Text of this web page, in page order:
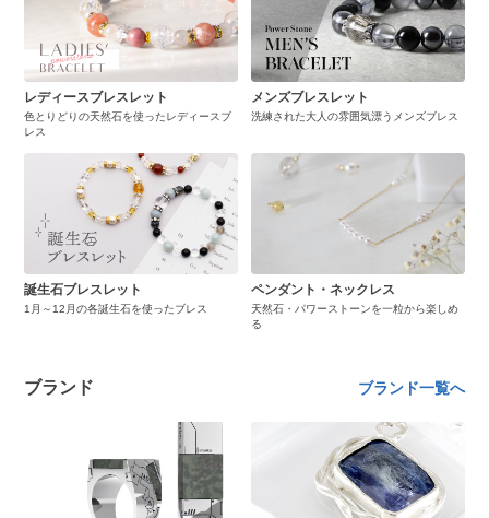
レディースブレスレット
色とりどりの天然石を使ったレディースブ
レス
メンズブレスレット
洗練された大人の雰囲気漂うメンズブレス
誕生石ブレスレット
1月～12月の各誕生石を使ったブレス
ペンダント・ネックレス
天然石・パワーストーンを一粒から楽しめ
る
ブランド ブランド一覧へ